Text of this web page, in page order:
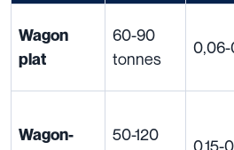
Wagon
plat
60-90
tonnes
0,06-
Wagon-
50-120
0,15-